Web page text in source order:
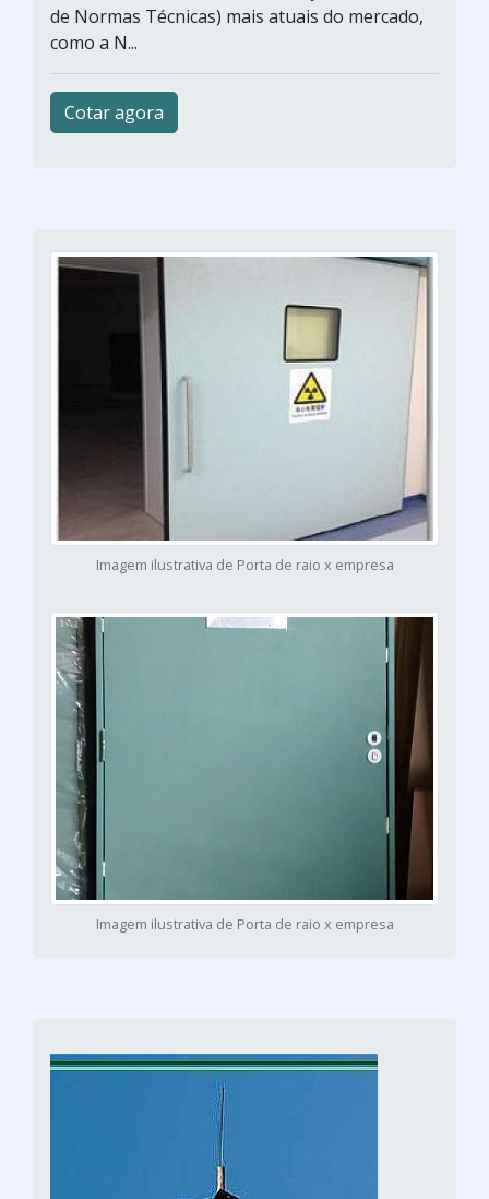
de Normas Técnicas) mais atuais do mercado,
como a N...
Cotar agora
Imagem ilustrativa de Porta de raio x empresa
Imagem ilustrativa de Porta de raio x empresa